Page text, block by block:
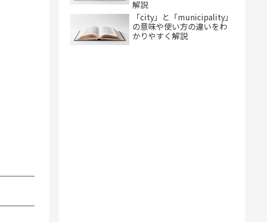
解説
「city」と「municipality」
の意味や使い方の違いをわ
かりやすく解説